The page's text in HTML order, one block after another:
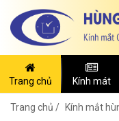
Trang chủ Kính mát
Trang chủ Kính mắt